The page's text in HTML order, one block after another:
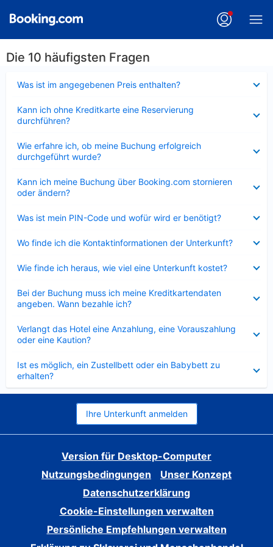
Die 10 häufigsten Fragen
Was ist im angegebenen Preis enthalten?
Kann ich ohne Kreditkarte eine Reservierung
durchführen?
Wie erfahre ich, ob meine Buchung erfolgreich
durchgeführt wurde?
Kann ich meine Buchung über Booking.com stornieren
oder ändern?
Was ist mein PIN-Code und wofür wird er benötigt?
Wo finde ich die Kontaktinformationen der Unterkunft?
Wie finde ich heraus, wie viel eine Unterkunft kostet?
Bei der Buchung muss ich meine Kreditkartendaten
angeben. Wann bezahle ich?
Verlangt das Hotel eine Anzahlung, eine Vorauszahlung
oder eine Kaution?
Ist es möglich, ein Zustellbett oder ein Babybett zu
erhalten?
Ihre Unterkunft anmelden
Version für Desktop-Computer
Nutzungsbedingungen
Unser Konzept
Datenschutzerklärung
Cookie-Einstellungen verwalten
Persönliche Empfehlungen verwalten